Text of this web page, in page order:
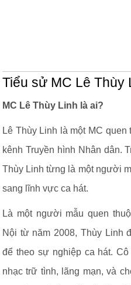
Tiểu sử MC Lê Thùy
MC Lê Thùy Linh là ai?
Lê Thùy Linh là một MC
kênh Truyền hình Nhân dân.
Thùy Linh từng là một người
sang lĩnh vực ca hát.
Là một người mẫu quen
Nội từ năm 2008, Thùy Linh
để theo sự nghiệp ca hát.
nhạc trữ tình, lãng mạn, và